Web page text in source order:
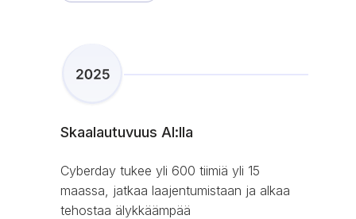
Skaalautuvuus AI:lla
Cyberday tukee yli 600 tiimiä yli 15
maassa, jatkaa laajentumistaan ja alkaa
tehostaa älykkäämpää